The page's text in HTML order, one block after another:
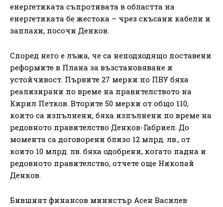
енергетиката съпротивата в областта на
енергетиката бе жестока – чрез скъсани кабели и
заплахи, посочи Денков.
Според него е лъжа, че са неподходящо поставени
реформите в Плана за възстановяване и
устойчивост. Първите 27 мерки по ПВУ бяха
реализирани по време на правителството на
Кирил Петков. Вторите 50 мерки от общо 110,
които са изпълнени, бяха изпълнени по време на
редовното правителство Денков-Габриел. До
момента са договорени близо 12 млрд. лв., от
които 10 млрд. лв. бяха одобрени, когато падна и
редовното правителство, отчете още Николай
Денков.
Бившият финансов министър Асен Василев